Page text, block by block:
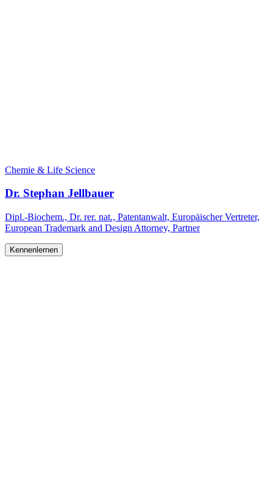
Chemie & Life Science
Dr. Stephan Jellbauer
Dipl.-Biochem., Dr. rer. nat., Patentanwalt, Europäischer Vertreter,
European Trademark and Design Attorney, Partner
Kennenlernen